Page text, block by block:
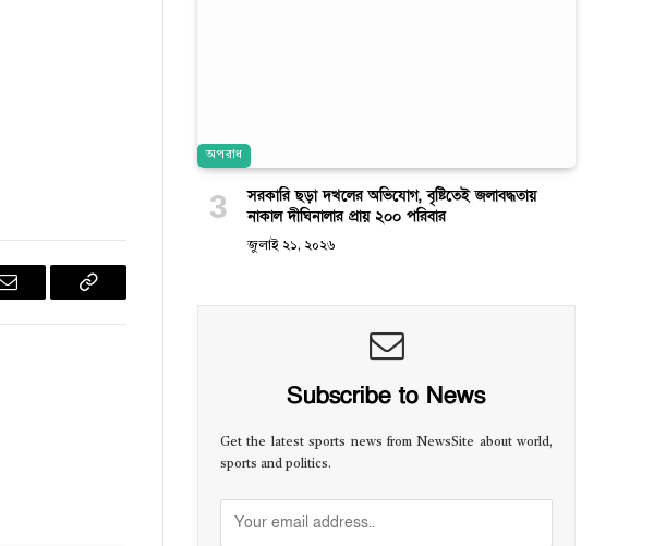
Email
Copy
অপরাধ
সরকারি ছড়া দখলের অভিযোগ, বৃষ্টিতেই জলাবদ্ধতায়
নাকাল দীঘিনালার প্রায় ২০০ পরিবার
জুলাই ২১, ২০২৬
Subscribe to News
Get the latest sports news from NewsSite about world,
sports and politics.